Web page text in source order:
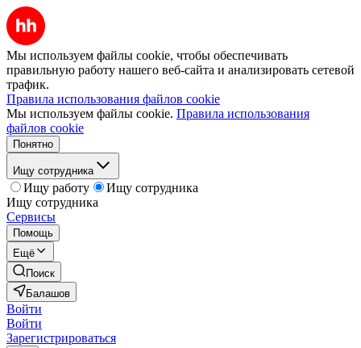
Мы используем файлы cookie, чтобы обеспечивать
правильную работу нашего веб-сайта и анализировать сетевой
трафик.
Правила использования файлов cookie
Мы используем файлы cookie. Правила использования
файлов cookie
Понятно
Ищу сотрудника
Ищу работу
Ищу сотрудника
Ищу сотрудника
Сервисы
Помощь
Ещё
Поиск
Балашов
Войти
Войти
Зарегистрироваться